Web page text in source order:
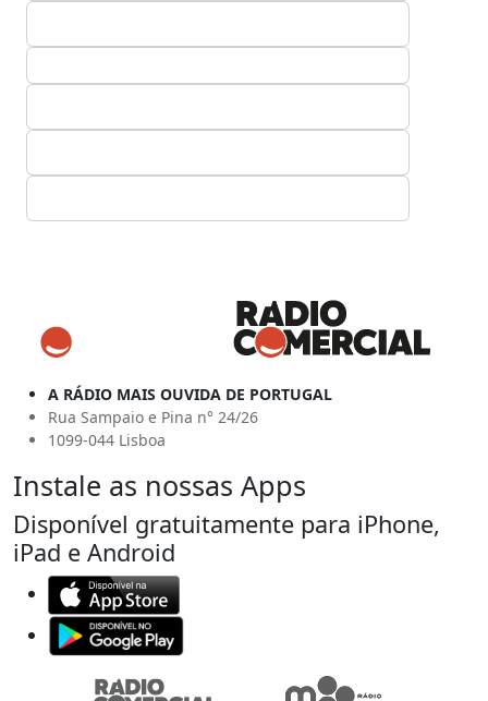
A RÁDIO MAIS OUVIDA DE PORTUGAL
Rua Sampaio e Pina n° 24/26
1099-044 Lisboa
Instale as nossas Apps
Disponível gratuitamente para iPhone,
iPad e Android